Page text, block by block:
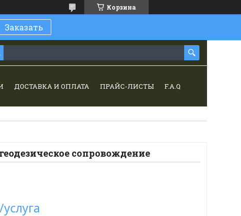
Корзина
Заказать
ДОСТАВКА И ОПЛАТА ПРАЙС-ЛИСТЫ F.A.Q
сопровождение